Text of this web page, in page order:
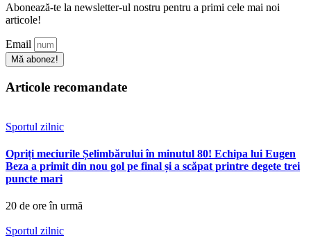
Abonează-te la newsletter-ul nostru pentru a primi cele mai noi
articole!
Email
Mă abonez!
Articole recomandate
Sportul zilnic
Opriți meciurile Șelimbărului în minutul 80! Echipa lui Eugen
Beza a primit din nou gol pe final și a scăpat printre degete trei
puncte mari
20 de ore în urmă
Sportul zilnic